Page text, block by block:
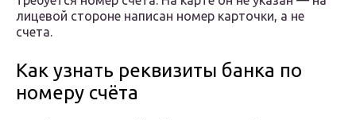
лицевой стороне написан номер карточки, а не
счета.
Как узнать реквизиты банка по
номеру счёта